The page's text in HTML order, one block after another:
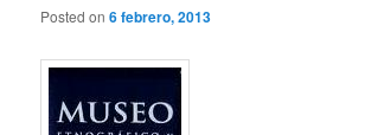
Posted on6 febrero, 2013